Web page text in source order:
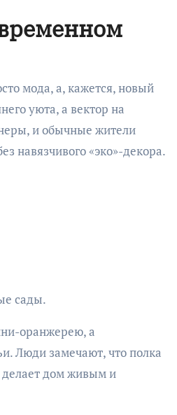
мода, а, кажется, новый
уюта, а вектор на
и обычные жители
навязчивого «эко»-декора.
сады.
оранжерею, а
Люди замечают, что полка
делает дом живым и